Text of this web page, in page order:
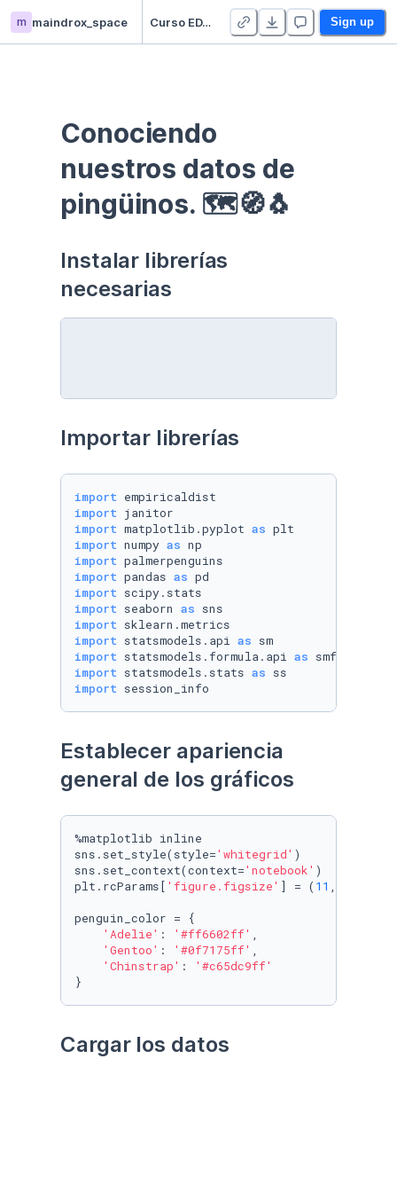
m maindrox_space Curso EDA - Communication - Duplicate Sign up
Conociendo
nuestros datos de
pingüinos. 🗺🧭🐧
Instalar librerías
necesarias
Importar librerías
import
import
import matplotlib.pyplot as
import numpy as
import
import pandas as
import
import seaborn as
import
import statsmodels.api as
import statsmodels.formula.api as
import statsmodels.stats as
import session_info
Establecer apariencia
general de los gráficos
%matplotlib inline
sns.set_style(style='whitegrid' )
sns.set_context(context='notebook' )
plt.rcParams[ 'figure.figsize' ] = ( 11 ,
penguin_color = {
'Adelie' : '#ff6602ff' ,
'Gentoo' : '#0f7175ff' ,
'Chinstrap' :
'#c65dc9ff'
}
Cargar los datos